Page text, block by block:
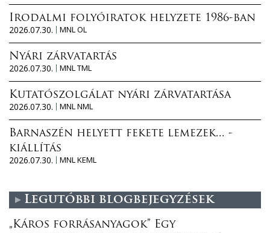
Irodalmi folyóiratok helyzete 1986-ban
2026.07.30.
MNL OL
Nyári zárvatartás
2026.07.30.
MNL TML
Kutatószolgálat nyári zárvatartása
2026.07.30.
MNL NML
Barnaszén helyett fekete lemezek... -
kiállítás
2026.07.30.
MNL KEML
Legutóbbi blogbejegyzések
„Káros forrásanyagok” Egy